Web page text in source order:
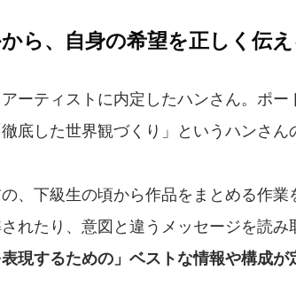
ら、自身の希望を正しく伝
ーティストに内定したハンさん。ポー
底した世界観づくり」というハンさん
、下級生の頃から作品をまとめる作業
れたり、意図と違うメッセージを読み
表現するための」ベストな情報や構成